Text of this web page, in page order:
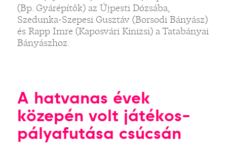
(Bp. Gyárépítők) az Újpesti Dózsába,
Szedunka-Szepesi Gusztáv (Borsodi Bányász)
és Rapp Imre (Kaposvári Kinizsi) a Tatabányai
Bányászhoz.
A hatvanas évek
közepén volt játékos-
pályafutása csúcsán